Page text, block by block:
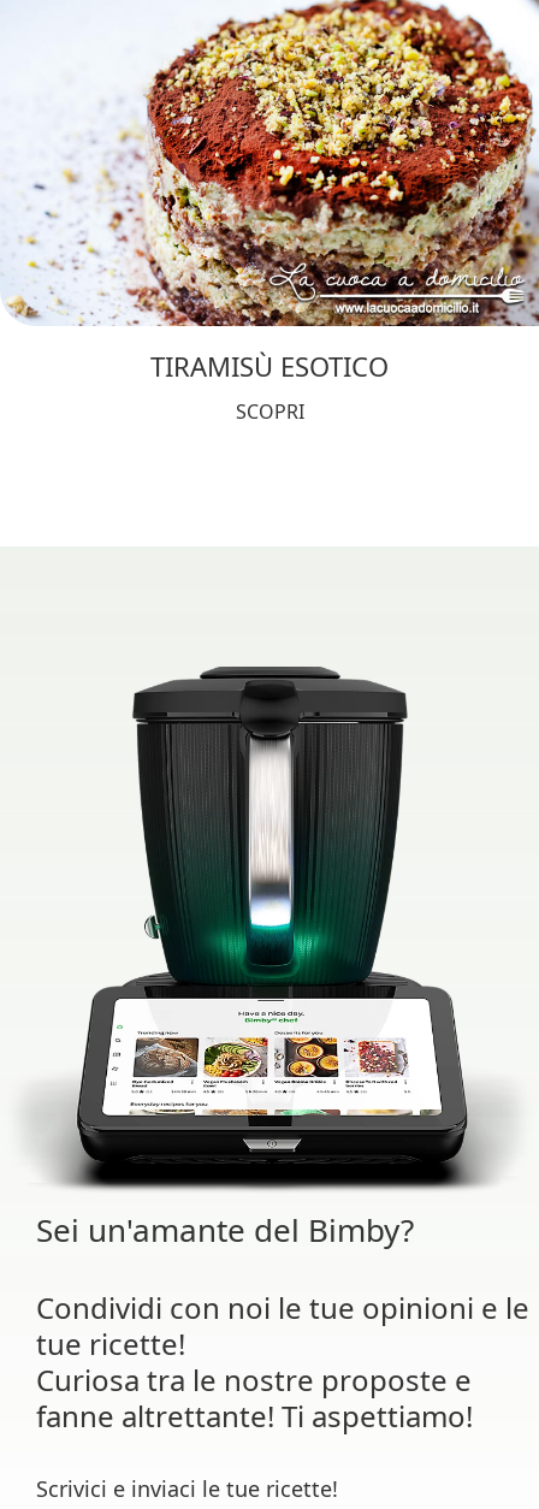
TIRAMISÙ ESOTICO
SCOPRI
Sei un'amante del Bimby?
Condividi con noi le tue opinioni e le
tue ricette!
Curiosa tra le nostre proposte e
fanne altrettante! Ti aspettiamo!
Scrivici e inviaci le tue ricette!